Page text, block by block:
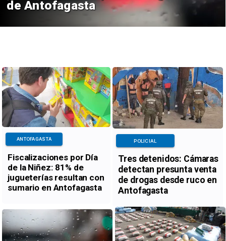
de Antofagasta
Fiscalizaciones por Día
de la Niñez: 81% de
jugueterías resultan con
sumario en Antofagasta
ANTOFAGASTA
Tres detenidos: Cámaras
detectan presunta venta
de drogas desde ruco en
Antofagasta
POLICIAL